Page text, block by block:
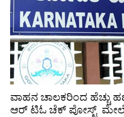
ವಾಹನ ಚಾಲಕರಿಂದ ಹೆಚ್ಚು
ಆರ್ ಟಿಓ ಚೆಕ್ ಪೋಸ್ಟ್